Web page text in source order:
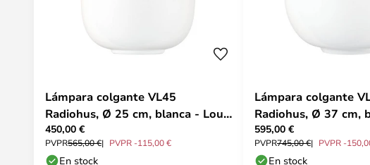
Lámpara colgante VL45
Radiohus, Ø 25 cm, blanca - Louis
Poulsen
450,00 €
PVPR565,00 € PVPR -115,00 €
En stock
Lámpara colgante
Radiohus, Ø 37 cm,
Poulsen
595,00 €
PVPR745,00 € PVPR -
En stock